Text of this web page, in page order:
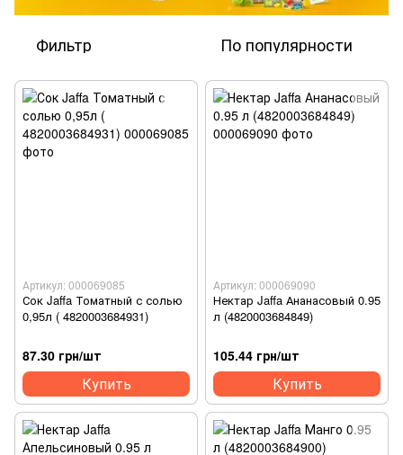
Фильтр По популярности
Артикул: 000069085
Сок Jaffa Томатный с солью
0,95л ( 4820003684931)
87.30 грн/шт
Купить
Артикул: 000069090
Нектар Jaffa Ананасовый 0.95
л (4820003684849)
105.44 грн/шт
Купить